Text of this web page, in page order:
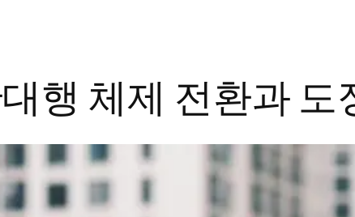
행 체제 전환과 도